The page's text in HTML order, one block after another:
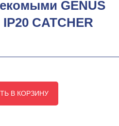
GENUS
CATCHER
В КОРЗИНУ